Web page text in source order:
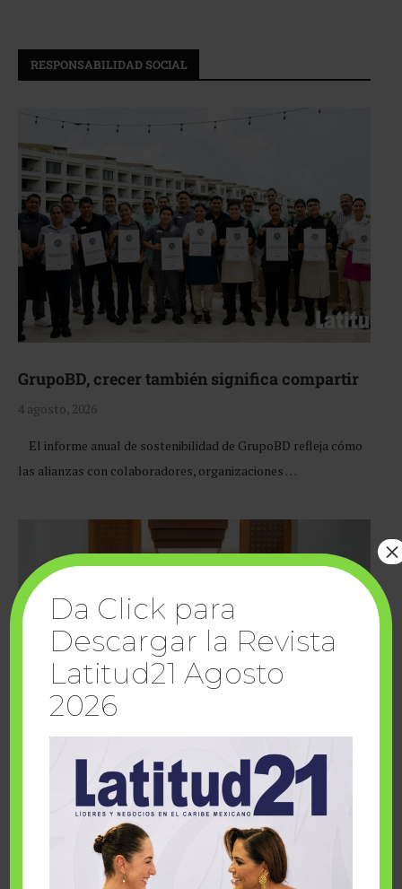
RESPONSABILIDAD SOCIAL
GrupoBD, crecer también significa compartir
4 agosto, 2026
El informe anual de sostenibilidad de GrupoBD refleja cómo
las alianzas con colaboradores, organizaciones …
Cuando la solidaridad inspira; cumplen
sueños Fairmont Mayakoba y Make-A-Wish
Da Click para
Descargar la Revista
Latitud21 Agosto
2026
×